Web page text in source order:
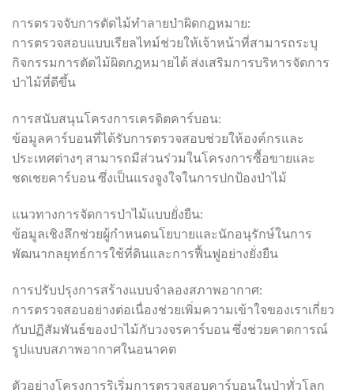
การตรวจจับการตัดไม้ทำลายป่าผิดกฎหมาย:
การตรวจสอบแบบเรียลไทม์ช่วยให้เจ้าหน้าที่สามารถระบุ
กิจกรรมการตัดไม้ผิดกฎหมายได้ ส่งเสริมการบริหารจัดการ
ป่าไม้ที่ดีขึ้น
การสนับสนุนโครงการเครดิตคาร์บอน:
ข้อมูลคาร์บอนที่ได้รับการตรวจสอบช่วยให้องค์กรและ
ประเทศต่างๆ สามารถมีส่วนร่วมในโครงการซื้อขายและ
ชดเชยคาร์บอน ซึ่งเป็นแรงจูงใจในการปกป้องป่าไม้
แนวทางการจัดการป่าไม้แบบยั่งยืน:
ข้อมูลเชิงลึกช่วยผู้กำหนดนโยบายและนักอนุรักษ์ในการ
พัฒนากลยุทธ์การใช้ที่ดินและการฟื้นฟูอย่างยั่งยืน
การปรับปรุงการสร้างแบบจำลองสภาพอากาศ:
การตรวจสอบอย่างต่อเนื่องช่วยเพิ่มความเข้าใจของเราเกี่ยว
กับปฏิสัมพันธ์ของป่าไม้กับวงจรคาร์บอน ซึ่งช่วยคาดการณ์
รูปแบบสภาพอากาศในอนาคต
ตัวอย่างโครงการริเริ่มการตรวจสอบคาร์บอนในป่าทั่วโลก